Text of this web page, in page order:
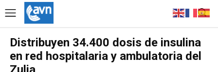
Distribuyen 34.400 dosis de insulina
en red hospitalaria y ambulatoria del